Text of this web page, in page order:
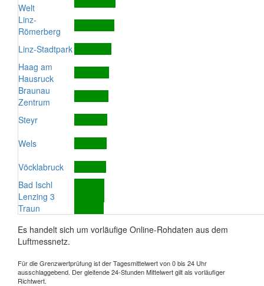
Welt
Linz-
Römerberg
Linz-Stadtpark
Haag am
Hausruck
Braunau
Zentrum
Steyr
Wels
Vöcklabruck
Bad Ischl
Lenzing 3
Traun
Es handelt sich um vorläufige Online-Rohdaten aus dem
Luftmessnetz.
Für die Grenzwertprüfung ist der Tagesmittelwert von 0 bis 24 Uhr
ausschlaggebend. Der gleitende 24-Stunden Mittelwert gilt als vorläufiger
Richtwert.